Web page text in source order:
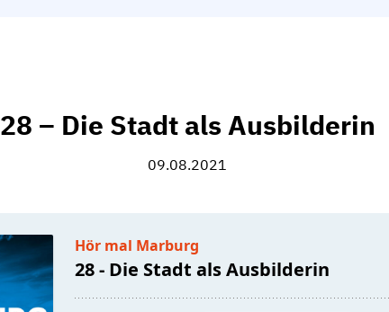
28 – Die Stadt als Ausbilderin
09.08.2021